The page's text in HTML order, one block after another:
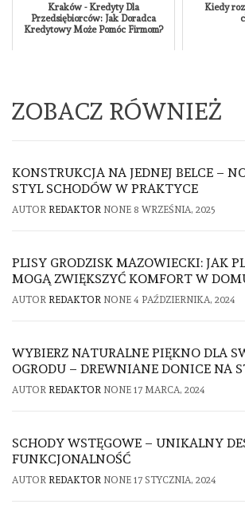
Kraków - Kredyty Dla
Przedsiębiorców: Jak Doradca
Kredytowy Może Pomóc Firmom?
Kiedy
ZOBACZ RÓWNIEŻ
KONSTRUKCJA NA JEDNEJ BELCE –
STYL SCHODÓW W PRAKTYCE
AUTOR REDAKTOR NONE 8 WRZEŚNIA, 2025
PLISY GRODZISK MAZOWIECKI: JAK
MOGĄ ZWIĘKSZYĆ KOMFORT W
AUTOR REDAKTOR NONE 4 PAŹDZIERNIKA, 2024
WYBIERZ NATURALNE PIĘKNO DLA
OGRODU – DREWNIANE DONICE NA
AUTOR REDAKTOR NONE 17 MARCA, 2024
SCHODY WSTĘGOWE – UNIKALNY
FUNKCJONALNOŚĆ
AUTOR REDAKTOR NONE 17 STYCZNIA, 2024